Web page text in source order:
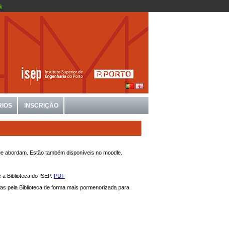
INSCRIÇÃO
Estão também disponíveis no moodle.
Biblioteca do ISEP. PDF
pela Biblioteca de forma mais pormenorizada para